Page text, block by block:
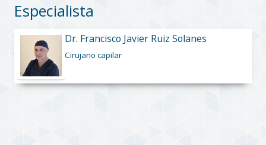
Especialista
Dr. Francisco Javier Ruiz Solanes
Cirujano capilar